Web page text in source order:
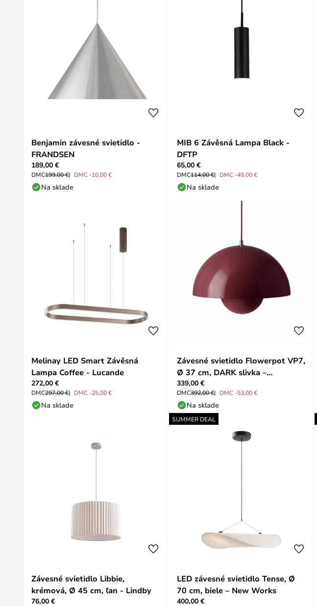
Benjamin závesné svietidlo -
FRANDSEN
189,00 €
DMC199,00 € DMC -10,00 €
Na sklade
MIB 6 Závěsná Lampa Black -
DFTP
65,00 €
DMC114,00 € DMC -49,00 €
Na sklade
Melinay LED Smart Závěsná
Lampa Coffee - Lucande
272,00 €
DMC297,00 € DMC -25,00 €
Na sklade
Závesné svietidlo Flowerpot VP7,
Ø 37 cm, DARK slivka –
&Tradition
339,00 €
DMC392,00 € DMC -53,00 €
Na sklade
Závesné svietidlo Libbie,
krémová, Ø 45 cm, ľan - Lindby
76,00 €
SUMMER DEAL
LED závesné svietidlo Tense, Ø
70 cm, biele – New Works
400,00 €